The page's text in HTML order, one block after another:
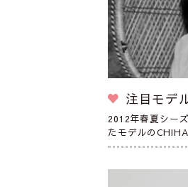
注目モデ
2012年春夏シー
たモデルの